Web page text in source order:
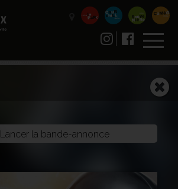
Lancer la bande-annonce